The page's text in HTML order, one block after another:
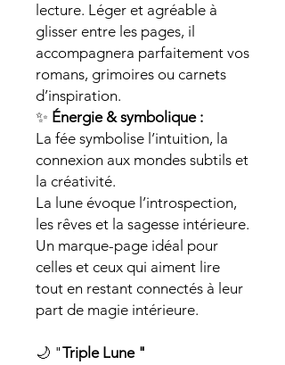
lecture. Léger et agréable à
glisser entre les pages, il
accompagnera parfaitement vos
romans, grimoires ou carnets
d’inspiration.
✨ Énergie & symbolique :
La fée symbolise l’intuition, la
connexion aux mondes subtils et
la créativité.
La lune évoque l’introspection,
les rêves et la sagesse intérieure.
Un marque-page idéal pour
celles et ceux qui aiment lire
tout en restant connectés à leur
part de magie intérieure.
🌙 "Triple Lune "